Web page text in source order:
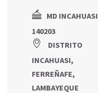
MD INCAHUASI
140203
DISTRITO
INCAHUASI,
FERREÑAFE,
LAMBAYEQUE